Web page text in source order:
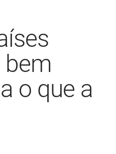
o que a